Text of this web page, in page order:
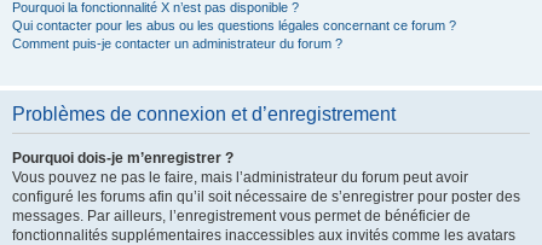
Pourquoi la fonctionnalité X n’est pas disponible ?
Qui contacter pour les abus ou les questions légales concernant ce forum ?
Comment puis-je contacter un administrateur du forum ?
Problèmes de connexion et d’enregistrement
Pourquoi dois-je m’enregistrer ?
Vous pouvez ne pas le faire, mais l’administrateur du forum peut avoir
configuré les forums afin qu’il soit nécessaire de s’enregistrer pour poster des
messages. Par ailleurs, l’enregistrement vous permet de bénéficier de
fonctionnalités supplémentaires inaccessibles aux invités comme les avatars